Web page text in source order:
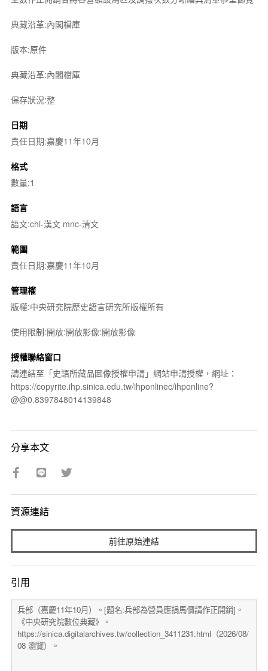
典藏沿革:內閣檔庫
版本:原件
典藏沿革:內閣檔庫
保存狀況:整
日期
責任日期:嘉慶11年10月
格式
數量:1
語言
語文:chi-漢文 mnc-清文
範圍
責任日期:嘉慶11年10月
管理權
版權:中央研究院歷史語言研究所版權所有
使用限制:開放:開放影像:開放影像
授權聯絡窗口
請連結至「史語所藏品圖像授權申請」網站申請授權，網址：
https://copyrite.ihp.sinica.edu.tw/ihponlinec/ihponline?
@@0.8397848014139848
分享本文
資源連結
前往原始連結
引用